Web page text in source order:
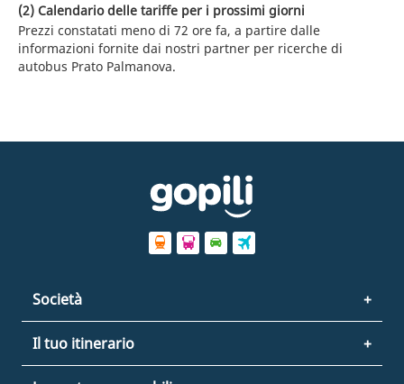
(2) Calendario delle tariffe per i prossimi giorni
Prezzi constatati meno di 72 ore fa, a partire dalle
informazioni fornite dai nostri partner per ricerche di
autobus Prato Palmanova.
Società
Il tuo itinerario